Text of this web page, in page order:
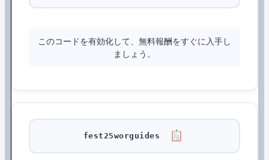
このコードを有効化して、無料報酬をすぐに入手し
ましょう。
fest25worguides